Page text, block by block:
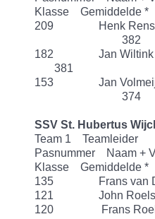
Klasse Gemiddelde *
209 Henk
382
182
381
153 Jan
374
SSV St.
Team 1
Pasnummer
Klasse Gemiddelde *
135 Frans
121 John
120